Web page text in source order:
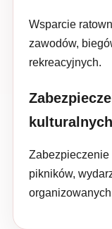
Wsparcie
zawodów,
rekreacyjnych.
kulturalnych
Zabezpieczenie
pikników,